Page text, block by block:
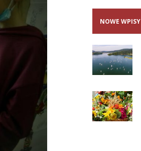
NOWE WPISY